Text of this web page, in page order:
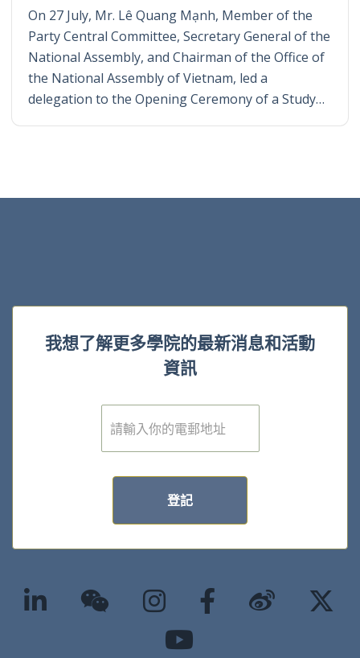
On 27 July, Mr. Lê Quang Mạnh, Member of the
Party Central Committee, Secretary General of the
National Assembly, and Chairman of the Office of
the National Assembly of Vietnam, led a
delegation to the Opening Ceremony of a Study…
我想了解更多學院的最新消息和活動
資訊
電
子
登記